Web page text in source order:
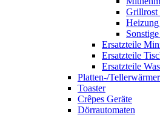
Grillrost
Ersatzteile
Ersatzteile
Ersatzteile
Platten-/Tellerwärmer
Toaster
Crêpes Geräte
Dörrautomaten